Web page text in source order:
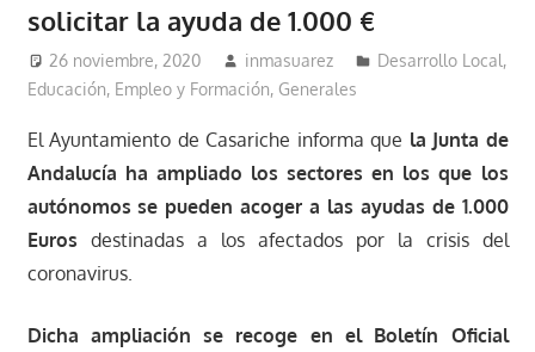
solicitar la ayuda de 1.000 €
26 noviembre, 2020 inmasuarez Desarrollo Local,
Educación, Empleo y Formación, Generales
El Ayuntamiento de Casariche informa que la Junta de
Andalucía ha ampliado los sectores en los que los
autónomos se pueden acoger a las ayudas de 1.000
Euros destinadas a los afectados por la crisis del
coronavirus.
Dicha ampliación se recoge en el Boletín Oficial